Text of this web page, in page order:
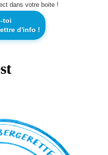
dans votre boite !
toi
d'info !